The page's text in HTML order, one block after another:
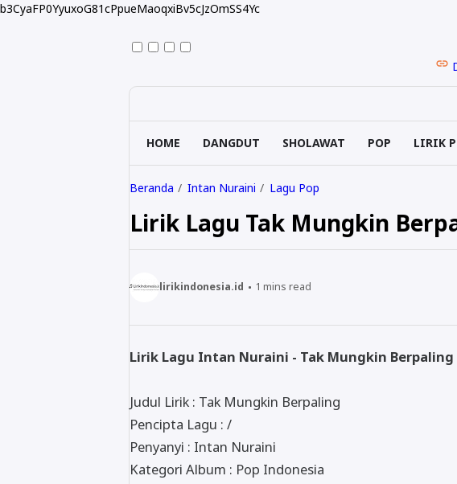
b3CyaFP0YyuxoG81cPpueMaoqxiBv5cJzOmSS4Yc
HOME DANGDUT SHOLAWAT POP LIRIK
Beranda Intan Nuraini Lagu Pop
Lirik Lagu Tak Mungkin
lirikindonesia.id 1 mins read
Lirik Lagu Intan Nuraini - Tak Mungkin Berpaling
Judul Lirik : Tak Mungkin Berpaling
Pencipta Lagu : /
Penyanyi : Intan Nuraini
Kategori Album : Pop Indonesia